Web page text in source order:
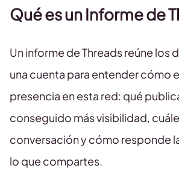
Qué es un Informe de
Un informe de Threads reúne los
una cuenta para entender cómo
presencia en esta red: qué
conseguido más visibilidad,
conversación y cómo responde
lo que compartes.